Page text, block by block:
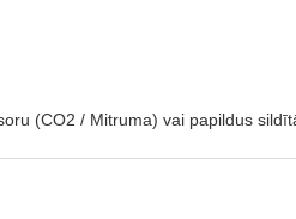
(CO2 / Mitruma) vai papildus